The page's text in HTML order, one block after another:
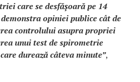
care se desfăşoară pe 14
opiniei publice cât de
controlului asupra propriei
unui test de spirometrie
durează câteva minute”,